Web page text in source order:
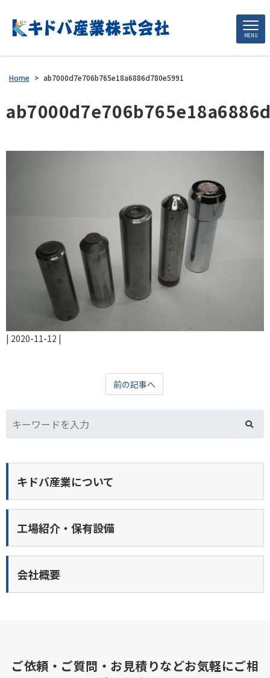
MENU
Home > ab7000d7e706b765e18a6886d780e5991
| 2020-11-12 |
前の記事へ
キドバ産業について
工場紹介・保有設備
会社概要
ご依頼・ご質問・お見積りなどお気軽にご相